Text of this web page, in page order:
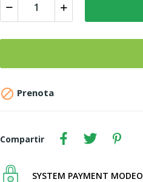
 Prenota
Compartir
SYSTEM PAYMENT MODEO